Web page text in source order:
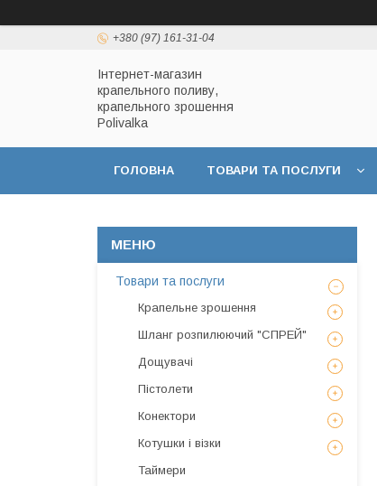
+380 (97) 161-31-04
Інтернет-магазин
крапельного поливу,
крапельного зрошення
Polivalka
ГОЛОВНА ТОВАРИ ТА ПОСЛУГИ
Товари та послуги
Крапельне зрошення
Шланг розпилюючий "СПРЕЙ"
Дощувачі
Пістолети
Конектори
Котушки і візки
Таймери